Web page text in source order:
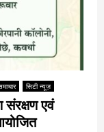
सिटी न्यूज़
संरक्षण एवं